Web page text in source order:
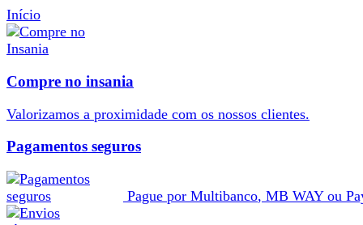
Início
Compre no insania
Valorizamos a proximidade com os nossos clientes.
Pagamentos seguros
Pague por Multibanco, MB WAYou